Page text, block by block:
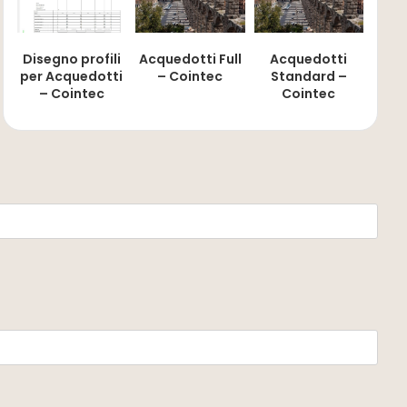
Disegno profili
per Acquedotti
– Cointec
Acquedotti Full
– Cointec
Acquedotti
Standard –
Cointec